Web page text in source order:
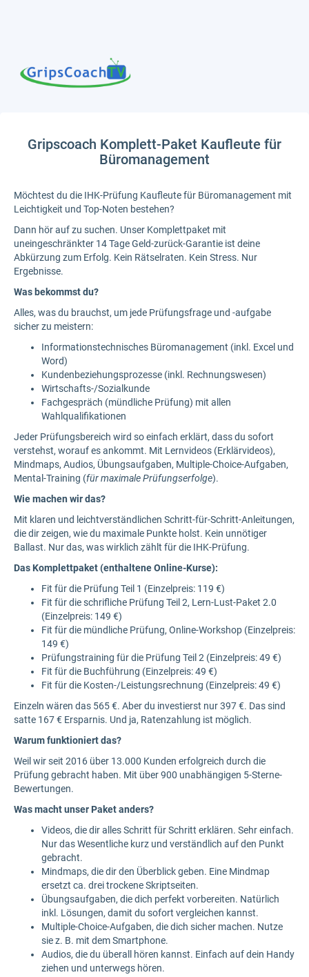
Gripscoach Komplett-Paket Kaufleute für
Büromanagement
Möchtest du die IHK-Prüfung Kaufleute für Büromanagement mit
Leichtigkeit und Top-Noten bestehen?
Dann hör auf zu suchen. Unser Komplettpaket mit
uneingeschränkter 14 Tage Geld-zurück-Garantie ist deine
Abkürzung zum Erfolg. Kein Rätselraten. Kein Stress. Nur
Ergebnisse.
Was bekommst du?
Alles, was du brauchst, um jede Prüfungsfrage und -aufgabe
sicher zu meistern:
Informationstechnisches Büromanagement (inkl. Excel und
Word)
Kundenbeziehungsprozesse (inkl. Rechnungswesen)
Wirtschafts-/Sozialkunde
Fachgespräch (mündliche Prüfung) mit allen
Wahlqualifikationen
Jeder Prüfungsbereich wird so einfach erklärt, dass du sofort
verstehst, worauf es ankommt. Mit Lernvideos (Erklärvideos),
Mindmaps, Audios, Übungsaufgaben, Multiple-Choice-Aufgaben,
Mental-Training (für maximale Prüfungserfolge).
Wie machen wir das?
Mit klaren und leichtverständlichen Schritt-für-Schritt-Anleitungen,
die dir zeigen, wie du maximale Punkte holst. Kein unnötiger
Ballast. Nur das, was wirklich zählt für die IHK-Prüfung.
Das Komplettpaket (enthaltene Online-Kurse):
Fit für die Prüfung Teil 1 (Einzelpreis: 119 €)
Fit für die schrifliche Prüfung Teil 2, Lern-Lust-Paket 2.0
(Einzelpreis: 149 €)
Fit für die mündliche Prüfung, Online-Workshop (Einzelpreis:
149 €)
Prüfungstraining für die Prüfung Teil 2 (Einzelpreis: 49 €)
Fit für die Buchführung (Einzelpreis: 49 €)
Fit für die Kosten-/Leistungsrechnung (Einzelpreis: 49 €)
Einzeln wären das 565 €. Aber du investierst nur 397 €. Das sind
satte 167 € Ersparnis. Und ja, Ratenzahlung ist möglich.
Warum funktioniert das?
Weil wir seit 2016 über 13.000 Kunden erfolgreich durch die
Prüfung gebracht haben. Mit über 900 unabhängigen 5-Sterne-
Bewertungen.
Was macht unser Paket anders?
Videos, die dir alles Schritt für Schritt erklären. Sehr einfach.
Nur das Wesentliche kurz und verständlich auf den Punkt
gebracht.
Mindmaps, die dir den Überblick geben. Eine Mindmap
ersetzt ca. drei trockene Skriptseiten.
Übungsaufgaben, die dich perfekt vorbereiten. Natürlich
inkl. Lösungen, damit du sofort vergleichen kannst.
Multiple-Choice-Aufgaben, die dich sicher machen. Nutze
sie z. B. mit dem Smartphone.
Audios, die du überall hören kannst. Einfach auf dein Handy
ziehen und unterwegs hören.